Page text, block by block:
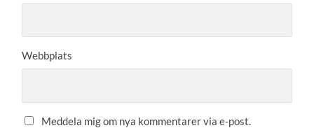
Webbplats
Meddela mig om nya kommentarer via e-post.